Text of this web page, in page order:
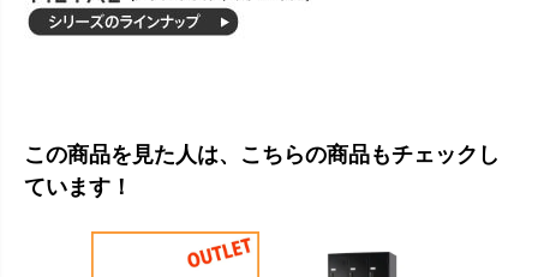
この商品を見た人は、こちらの商品もチェックし
ています！